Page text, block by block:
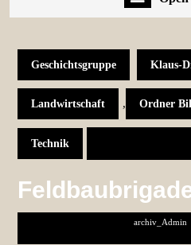
Geschichtsgruppe Klaus-
Landwirtschaft , Ordner
Technik
archiv_Admin